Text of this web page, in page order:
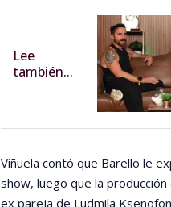
Lee
también...
Viñuela contó que Barello le
show, luego que la producción
ex pareja de Ludmila